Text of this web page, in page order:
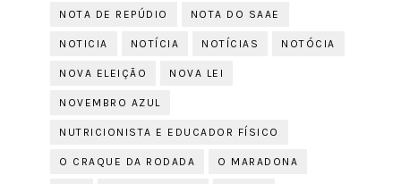
NOTA DE REPÚDIO NOTA DO SAAE
NOTICIA NOTÍCIA NOTÍCIAS NOTÓCIA
NOVA ELEIÇÃO NOVA LEI
NOVEMBRO AZUL
NUTRICIONISTA E EDUCADOR FÍSICO
O CRAQUE DA RODADA O MARADONA